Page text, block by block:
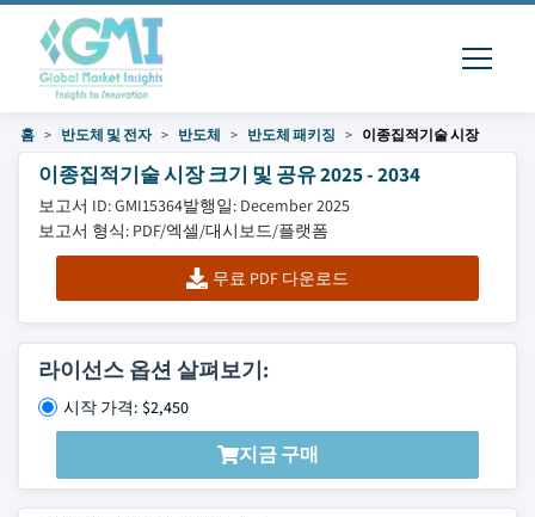
홈 반도체 및 전자 반도체 반도체 패키징 이종집적기술 시장
이종집적기술 시장 크기 및 공유 2025 - 2034
보고서 ID: GMI15364발행일: December 2025
보고서 형식: PDF/엑셀/대시보드/플랫폼
무료 PDF 다운로드
라이선스 옵션 살펴보기:
시작 가격: $2,450
지금 구매